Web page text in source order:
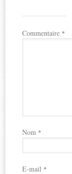
Commentaire *
Nom *
E-mail *